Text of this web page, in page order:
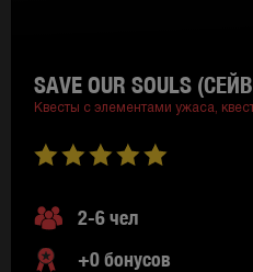
SAVE OUR SOULS
Квесты с элементами ужаса,
2-6 чел
+0 бонусов